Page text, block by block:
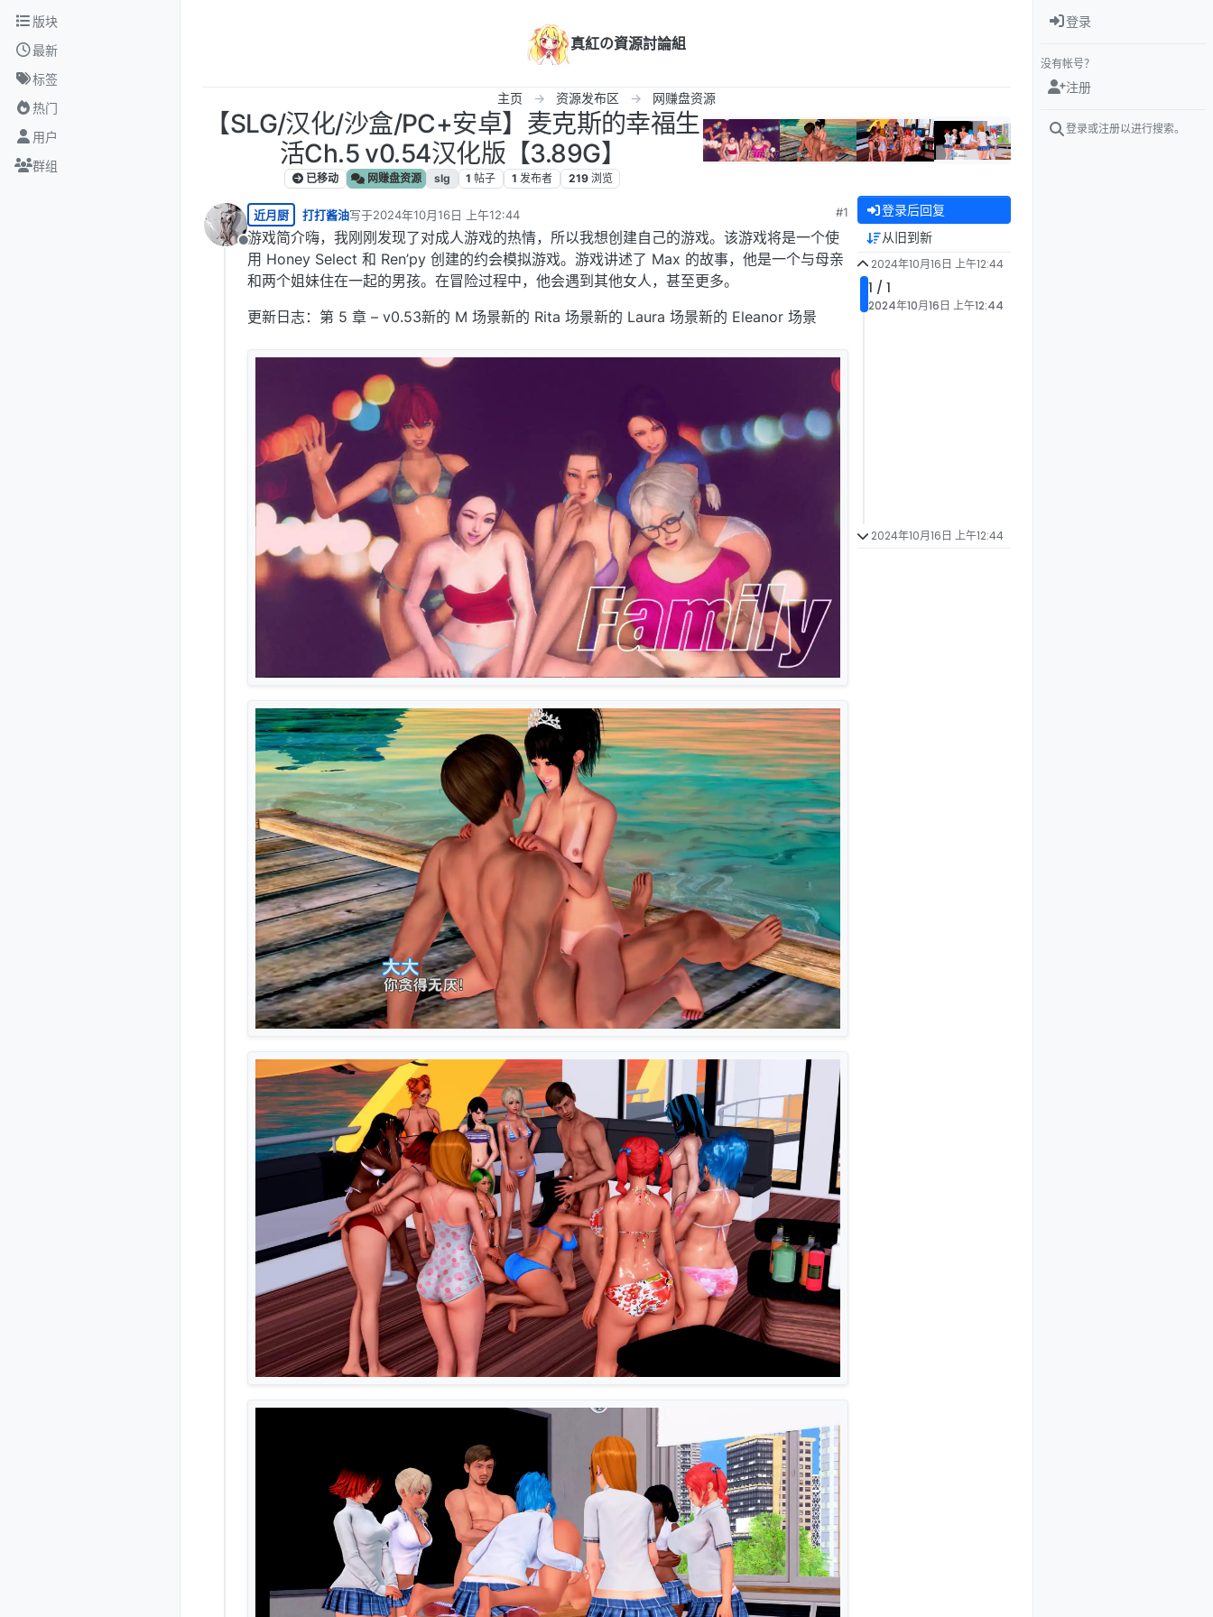
跳转至内容
版块
最新
标签
热门
用户
群组
真紅の資源討論組
主页 资源发布区 网赚盘资源
【SLG/汉化/沙盒/PC+安卓】麦克斯的幸福生
活Ch.5 v0.54汉化版【3.89G】
已移动 网赚盘资源 slg 1 帖子 1 发布者 219 浏览
离线
近月厨 打打酱油写于2024年10月16日 上午12:44
最后由 编辑
#1
游戏简介嗨，我刚刚发现了对成人游戏的热情，所以我想创建自己的游戏。该游戏将是一个使
用 Honey Select 和 Ren’py 创建的约会模拟游戏。游戏讲述了 Max 的故事，他是一个与母亲
和两个姐妹住在一起的男孩。在冒险过程中，他会遇到其他女人，甚至更多。
更新日志：第 5 章 – v0.53新的 M 场景新的 Rita 场景新的 Laura 场景新的 Eleanor 场景
登录后回复
从旧到新
2024年10月16日 上午12:44
1 / 1
2024年10月16日 上午12:44
2024年10月16日 上午12:44
登录
没有帐号？
注册
登录或注册以进行搜索。